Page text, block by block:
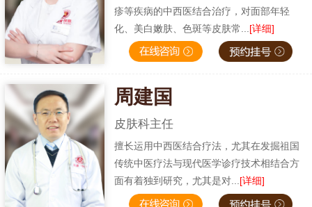
疹等疾病的中西医结合治疗，对面部年轻
化、美白嫩肤、色斑等皮肤常... [详细]
周建国
皮肤科主任
擅长运用中西医结合疗法，尤其在发掘祖国
传统中医疗法与现代医学诊疗技术相结合方
面有着独到研究，尤其是对...[详细]